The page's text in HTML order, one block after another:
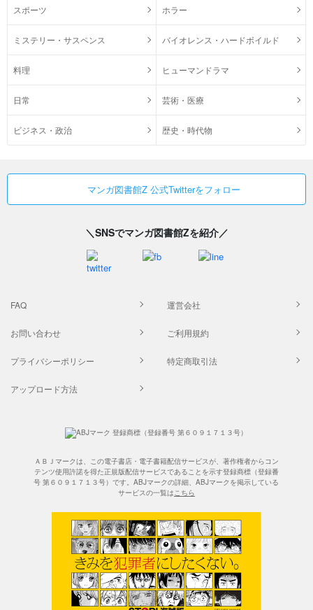
スポーツ ホラー
ミステリー・サスペンス バイオレンス・ハードボイルド
料理 ヒューマンドラマ
日常 芸術・医療
ビジネス・政治 歴史・時代物
マンガ図書館Z 公式Twitterをフォロー
＼SNSでマンガ図書館Zを紹介／
FAQ 運営会社
お問い合わせ ご利用規約
プライバシーポリシー 特定商取引法
アップロード方法
ＡＢＪマークは、この電子書店・電子書籍配信サービスが、著作権者からコン
テンツ使用許諾を得た正規版配信サービスであることを示す登録商標（登録番
号 第６０９１７１３号）です。ABJマークの詳細、ABJマークを掲示している
サービスの一覧はこちら